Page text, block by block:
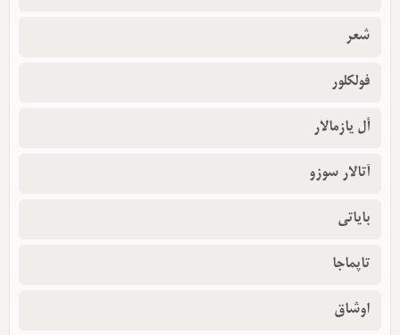
شعر
فولکلور
أل یازمالار
آتالار سوزو
بایاتی
تاپماجا
اوشاق